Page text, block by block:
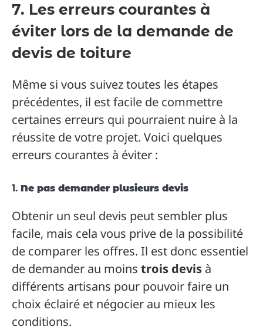
7. Les erreurs courantes à
éviter lors de la demande de
devis de toiture
Même si vous suivez toutes les étapes
précédentes, il est facile de commettre
certaines erreurs qui pourraient nuire à la
réussite de votre projet. Voici quelques
erreurs courantes à éviter :
1. Ne pas demander plusieurs devis
Obtenir un seul devis peut sembler plus
facile, mais cela vous prive de la possibilité
de comparer les offres. Il est donc essentiel
de demander au moins trois devis à
différents artisans pour pouvoir faire un
choix éclairé et négocier au mieux les
conditions.